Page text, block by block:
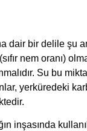
bir delile şu
nem oranı)
Su bu
yerküredeki
inşasında